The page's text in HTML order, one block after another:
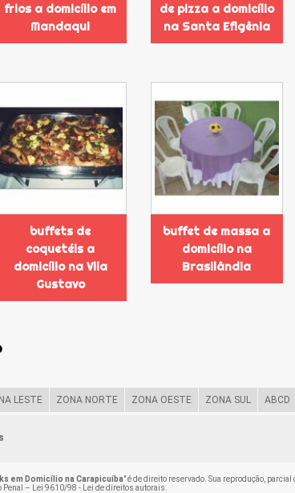
frios a domicílio em
Mandaqui
de pizza a domicílio
na Santa Efigênia
buffets de
coquetéis a
domicílio na Vila
Gustavo
buffet de massa a
domicílio na
Brasilândia
LESTE ZONA NORTE ZONA OESTE ZONA SUL ABCD
em Domicílio na Carapicuíba" é de direito reservado. Sua reprodução,
Penal –
Lei 9610/98 - Lei de direitos autorais